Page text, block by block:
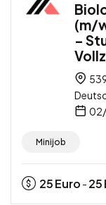
(m/
–
Minijob
25Euro - 25